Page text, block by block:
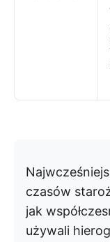
czasów
jak
używali